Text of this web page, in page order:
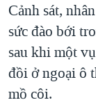
THỂ THAO
GIÁO DỤC
CHI PHÍ
CÁC GIÁ TRỊ
THƯỢNG
TRỊNH VĨNH
Cảnh sát,
sức đào bới
sau khi một
đồi ở ngoại ô
mồ côi.